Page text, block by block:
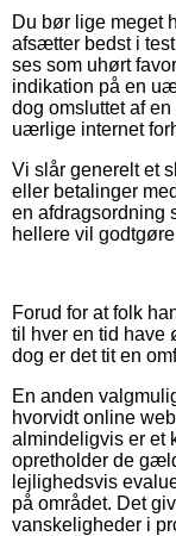
Du bør lige meget
afsætter bedst i
ses som uhørt
indikation på en
dog omsluttet af
uærlige internet
Vi slår generelt et
eller betalinger
en afdragsordning
hellere vil
Forud for at folk
til hver en tid have
dog er det tit en
En anden
hvorvidt online
almindeligvis er et
opretholder de
lejlighedsvis
på området. Det
vanskeligheder i